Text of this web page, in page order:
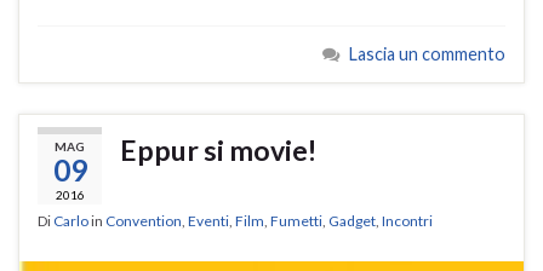
Lascia un commento
MAG
09
2016
Eppur si movie!
Di Carloin Convention, Eventi, Film, Fumetti, Gadget, Incontri